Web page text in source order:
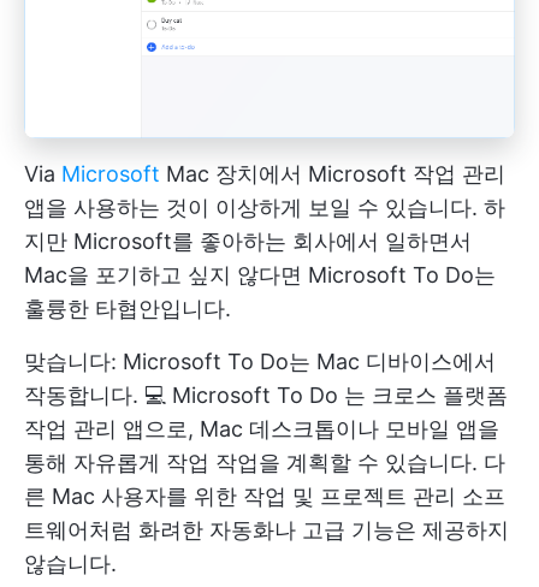
Via Microsoft Mac 장치에서 Microsoft 작업 관리
앱을 사용하는 것이 이상하게 보일 수 있습니다. 하
지만 Microsoft를 좋아하는 회사에서 일하면서
Mac을 포기하고 싶지 않다면 Microsoft To Do는
훌륭한 타협안입니다.
맞습니다: Microsoft To Do는 Mac 디바이스에서
작동합니다. 💻 Microsoft To Do 는 크로스 플랫폼
작업 관리 앱으로, Mac 데스크톱이나 모바일 앱을
통해 자유롭게 작업 작업을 계획할 수 있습니다. 다
른 Mac 사용자를 위한 작업 및 프로젝트 관리 소프
트웨어처럼 화려한 자동화나 고급 기능은 제공하지
않습니다.